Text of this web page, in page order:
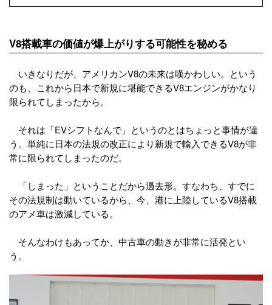
V8搭載車の価値が爆上がりする可能性を秘める
いきなりだが、アメリカンV8の未来は嘆かわしい。という
のも、これから日本で新規に堪能できるV8エンジンがかなり
限られてしまったから。
それは「EVシフトなんで」というのとはちょっと事情が違
う。単純に日本の法規の改正により新規で輸入できるV8が非
常に限られてしまったのだ。
「しまった」ということだから過去形。すなわち、すでに
その法規制は動いているから、今、港に上陸しているV8搭載
のアメ車は激減している。
そんなわけもあってか、中古車の動きが非常に活発とい
う。